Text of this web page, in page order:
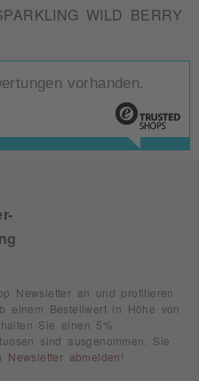
WILD BERRY
vorhanden.
Newsletter an und profitieren
einem Bestellwert in Höhe von
Sie einen 5%
sind ausgenommen. Sie
Newsletter abmelden !